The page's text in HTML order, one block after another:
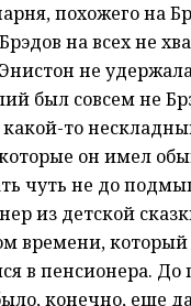
похожего на
на всех не
не
был совсем не
то
он имел
чуть не до
из детской
времени,
в пенсионера. До
конечно, еще